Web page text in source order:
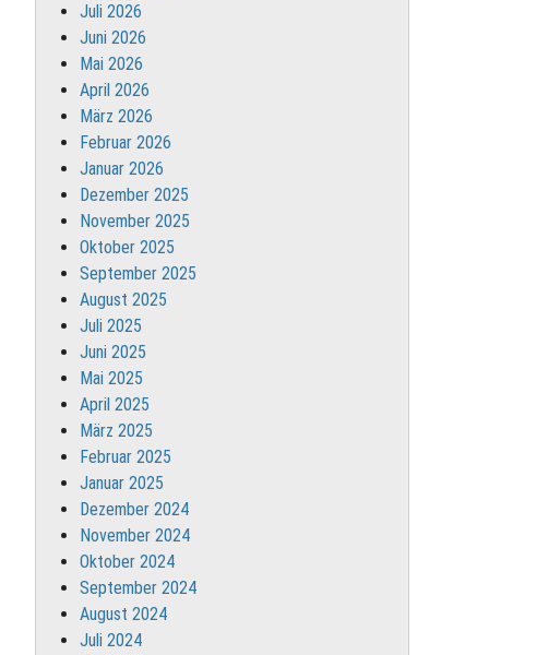
Juli 2026
Juni 2026
Mai 2026
April 2026
März 2026
Februar 2026
Januar 2026
Dezember 2025
November 2025
Oktober 2025
September 2025
August 2025
Juli 2025
Juni 2025
Mai 2025
April 2025
März 2025
Februar 2025
Januar 2025
Dezember 2024
November 2024
Oktober 2024
September 2024
August 2024
Juli 2024